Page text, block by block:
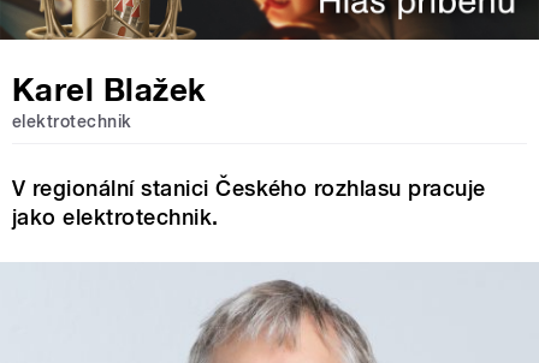
Karel Blažek
elektrotechnik
V regionální stanici Českého rozhlasu pracuje
jako elektrotechnik.